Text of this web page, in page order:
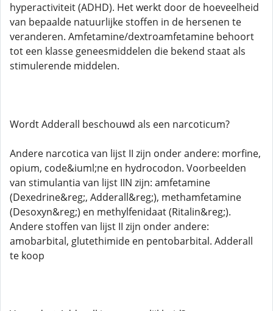
hyperactiviteit (ADHD). Het werkt door de hoeveelheid
van bepaalde natuurlijke stoffen in de hersenen te
veranderen. Amfetamine/dextroamfetamine behoort
tot een klasse geneesmiddelen die bekend staat als
stimulerende middelen.
Wordt Adderall beschouwd als een narcoticum?
Andere narcotica van lijst II zijn onder andere: morfine,
opium, code&iuml;ne en hydrocodon. Voorbeelden
van stimulantia van lijst IIN zijn: amfetamine
(Dexedrine&reg;, Adderall&reg;), methamfetamine
(Desoxyn&reg;) en methylfenidaat (Ritalin&reg;).
Andere stoffen van lijst II zijn onder andere:
amobarbital, glutethimide en pentobarbital. Adderall
te koop